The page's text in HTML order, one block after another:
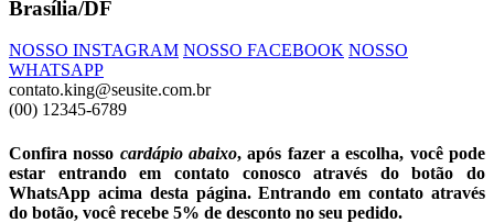
Brasília/DF
NOSSO INSTAGRAM NOSSO FACEBOOK NOSSO
WHATSAPP
contato.king@seusite.com.br
(00) 12345-6789
Confira nosso cardápio abaixo, após fazer a escolha, você pode
estar entrando em contato conosco através do botão do
WhatsApp acima desta página. Entrando em contato através
do botão, você recebe 5% de desconto no seu pedido.